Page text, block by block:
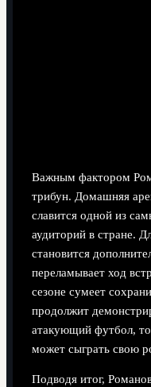
Важным фактором
трибун. Домашняя
славится одной из
аудиторий в стране.
становится
переламывает ход
сезоне сумеет
продолжит
атакующий футбол,
может сыграть свою
Подводя итог,